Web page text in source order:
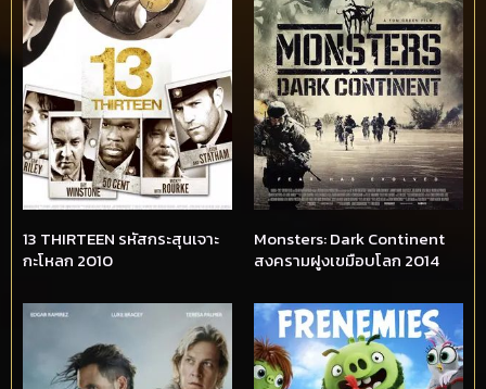
13 THIRTEEN รหัสกระสุนเจาะ
กะโหลก 2010
Monsters: Dark Continent
สงครามฝูงเขมือบโลก 2014